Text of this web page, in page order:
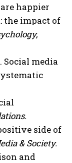
are happier
the impact of
Social media
side of
& Society.
and